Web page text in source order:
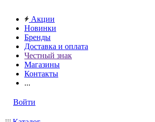
Акции
Новинки
Бренды
Доставка и оплата
Честный знак
Магазины
Контакты
...
Войти